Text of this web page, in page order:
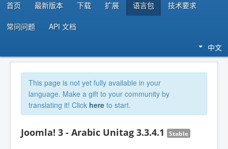
首页 最新版本 下载 扩展 语言包 技术要求
常问问题 API 文档
中文
This page is not yet fully available in your
language. Make a gift to your community by
translating it! Click here to start.
Joomla! 3 - Arabic Unitag 3.3.4.1 Stable